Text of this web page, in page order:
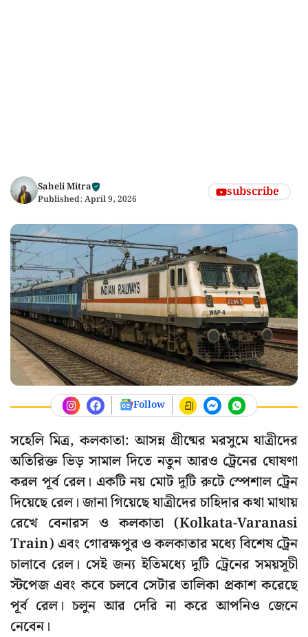
Saheli Mitra
Published: April 9, 2026 subscribe
Follow
সহেলি মিত্র, কলকাতা: আসন্ন গ্রীষ্মের মরসুমে যাত্রীদের
অতিরিক্ত ভিড় সামাল দিতে নতুন আরও ট্রেনের ঘোষণা
করল পূর্ব রেল। একটি নয় মোট দুটি রুটে স্পেশাল ট্রেন
দিয়েছে রেল। জানা গিয়েছে যাত্রীদের চাহিদার কথা মাথায়
রেখে বেনারস ও কলকাতা (Kolkata-Varanasi
Train) এবং গোরক্ষপুর ও কলকাতার মধ্যে বিশেষ ট্রেন
চালাবে রেল। সেই জন্য ইতিমধ্যে দুটি ট্রেনের সময়সূচী
স্টপেজ এবং কবে চলবে সেটার তালিকা প্রকাশ করেছে
পূর্ব রেল। চলুন আর দেরি না করে আপনিও জেনে
নেবেন।